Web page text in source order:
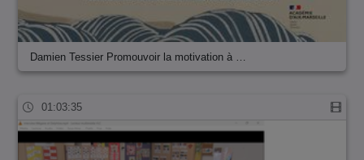
Damien Tessier Promouvoir la motivation à …
01:03:35